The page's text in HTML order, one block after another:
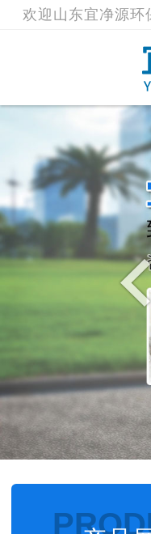
欢迎山东宜净源环